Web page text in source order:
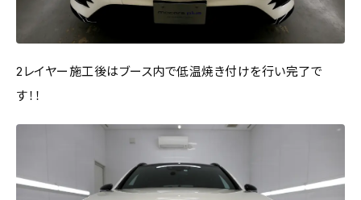
2レイヤー施工後はブース内で低温焼き付けを行い完了で
す！！